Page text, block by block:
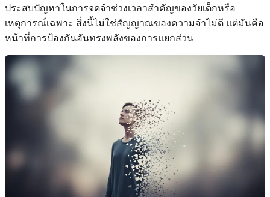
ประสบปัญหาในการจดจำช่วงเวลาสำคัญของวัยเด็กหรือ
เหตุการณ์เฉพาะ สิ่งนี้ไม่ใช่สัญญาณของความจำไม่ดี แต่มันคือ
หน้าที่การป้องกันอันทรงพลังของการแยกส่วน